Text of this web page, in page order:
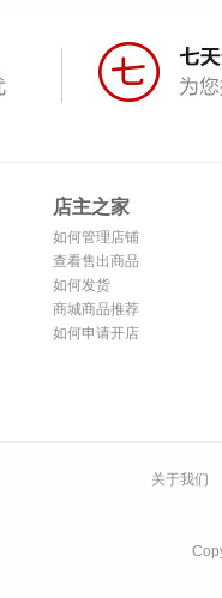
店主之家
如何管理店铺
查看售出商品
如何发货
商城商品推荐
如何申请开店
关于我们